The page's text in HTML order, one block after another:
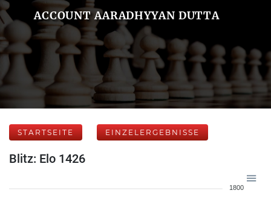
ACCOUNT AARADHYYAN DUTTA
STARTSEITE EINZELERGEBNISSE
Blitz: Elo 1426
1800